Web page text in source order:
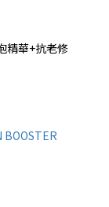
精華+抗老修